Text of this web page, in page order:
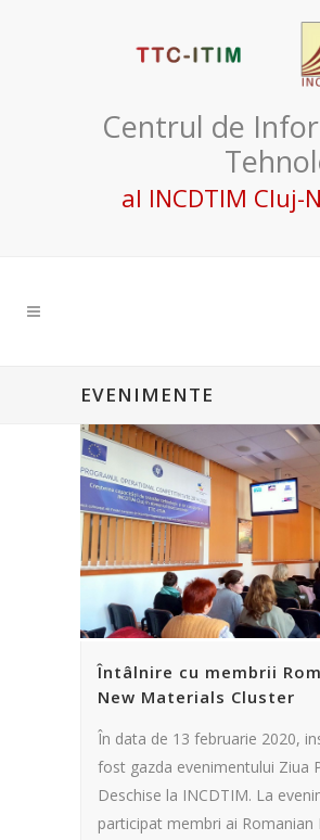
Centrul de
al INCDTIM Cluj-
EVENIMENTE
Întâlnire cu membrii
New Materials Cluster
În data de 13 februarie 2020,
fost gazda evenimentului Ziua
Deschise la INCDTIM. La
participat membri ai Romanian